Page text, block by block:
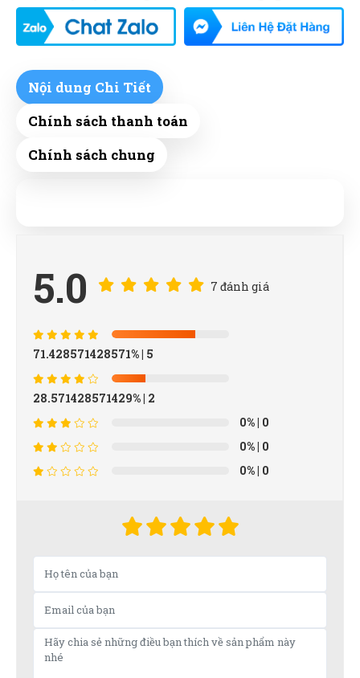
Nội dung Chi Tiết
Chính sách thanh toán
Chính sách chung
5.0 7 đánh giá
71.428571428571%| 5
28.571428571429%| 2
0%| 0
0%| 0
0%| 0